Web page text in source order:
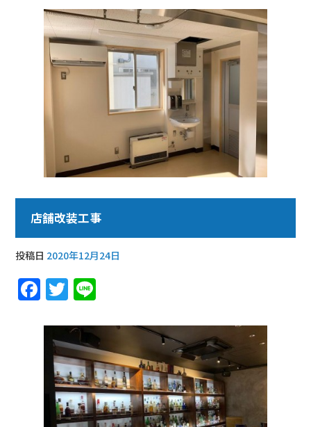
店舗改装工事
投稿日 2020年12月24日
F
a
c
e
b
T
w
it
te
r
e